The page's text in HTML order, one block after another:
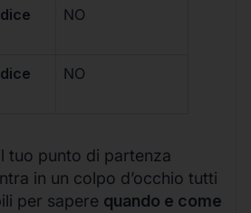
NO
NO
tuo punto di partenza
in un colpo d’occhio tutti
per sapere quando e come